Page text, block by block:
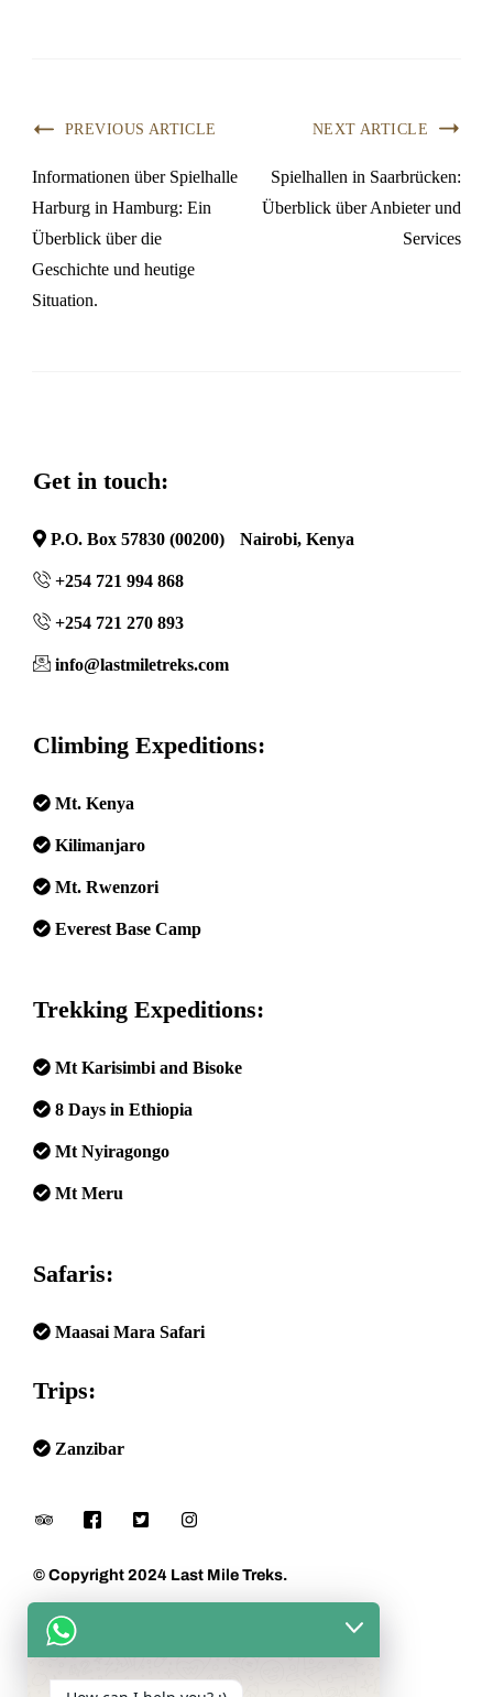
PREVIOUS ARTICLE
Informationen über Spielhalle
Harburg in Hamburg: Ein
Überblick über die
Geschichte und heutige
Situation.
NEXT ARTICLE
Spielhallen in Saarbrücken:
Überblick über Anbieter und
Services
Get in touch:
P.O. Box 57830 (00200) Nairobi, Kenya
+254 721 994 868
+254 721 270 893
info@lastmiletreks.com
Climbing Expeditions:
Mt. Kenya
Kilimanjaro
Mt. Rwenzori
Everest Base Camp
Trekking Expeditions:
Mt Karisimbi and Bisoke
8 Days in Ethiopia
Mt Nyiragongo
Mt Meru
Safaris:
Maasai Mara Safari
Trips:
Zanzibar
© Copyright 2024 Last Mile Treks.